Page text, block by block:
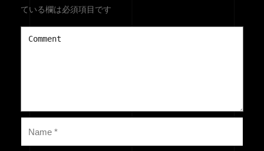
ている欄は必須項目です